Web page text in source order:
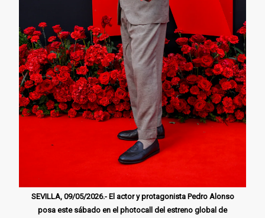
SEVILLA, 09/05/2026.- El actor y protagonista Pedro Alonso
posa este sábado en el photocall del estreno global de